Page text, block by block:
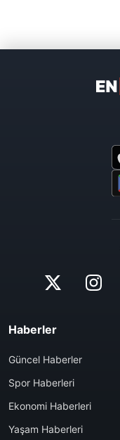
Haberler
Güncel Haberler
Spor Haberleri
Ekonomi Haberleri
Yaşam Haberleri